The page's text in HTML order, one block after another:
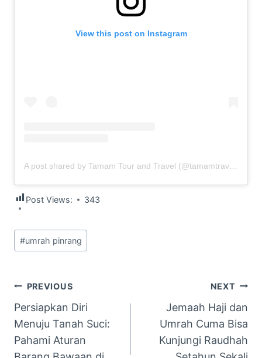
View this post on Instagram
Post Views: 343
Post
Tags:
#umrah pinrang
Navigasi
pos
PREVIOUS
Persiapkan Diri
Menuju Tanah Suci:
Pahami Aturan
NEXT
Jemaah Haji dan
Umrah Cuma Bisa
Kunjungi Raudhah